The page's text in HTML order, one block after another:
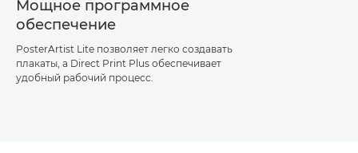
Мощное программное
обеспечение
PosterArtist Lite позволяет легко создавать
плакаты, а Direct Print Plus обеспечивает
удобный рабочий процесс.